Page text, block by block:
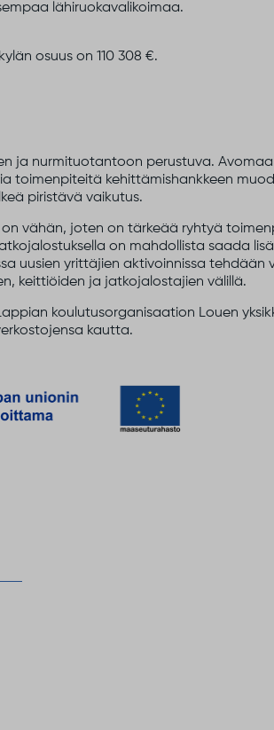
lähiruokavalikoimaa.
osuus on 110 308 €.
ja nurmituotantoon perustuva.
toimenpiteitä kehittämishankkeen
piristävä vaikutus.
vähän, joten on tärkeää ryhtyä
on mahdollista saada
uusien yrittäjien aktivoinnissa tehdään
keittiöiden ja jatkojalostajien välillä.
koulutusorganisaation Louen
kautta.